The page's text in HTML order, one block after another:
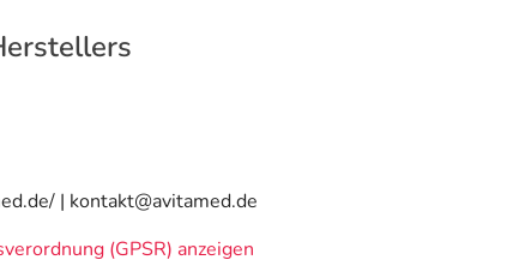
| kontakt@avitamed.de
(GPSR) anzeigen